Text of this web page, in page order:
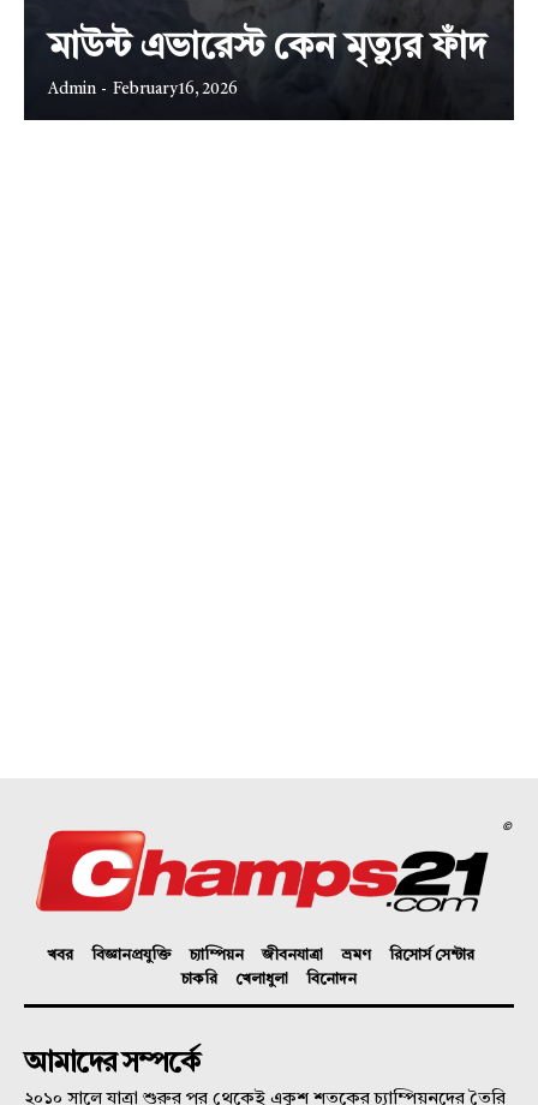
মাউন্ট এভারেস্ট কেন মৃত্যুর ফাঁদ
Admin - February 16, 2026
©
খবর বিজ্ঞানপ্রযুক্তি চ্যাম্পিয়ন জীবনযাত্রা ভ্রমণ
রিসোর্স সেন্টার
চাকরি
খেলাধুলা বিনোদন
আমাদের সম্পর্কে
২০১০ সালে যাত্রা শুরুর পর থেকেই একুশ শতকের চ্যাম্পিয়নদের তৈরি